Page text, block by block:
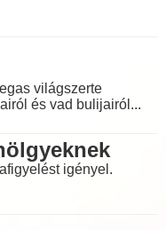
világszerte
és vad bulijairól...
igényel.